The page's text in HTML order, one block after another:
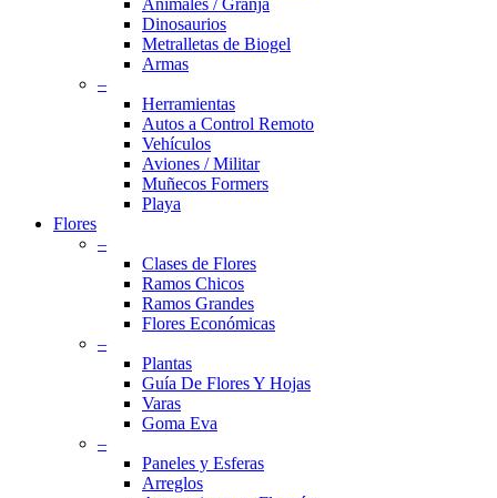
Animales / Granja
Dinosaurios
Metralletas de Biogel
Armas
–
Herramientas
Autos a Control Remoto
Vehículos
Aviones / Militar
Muñecos Formers
Playa
Flores
–
Clases de Flores
Ramos Chicos
Ramos Grandes
Flores Económicas
–
Plantas
Guía De Flores Y Hojas
Varas
Goma Eva
–
Paneles y Esferas
Arreglos